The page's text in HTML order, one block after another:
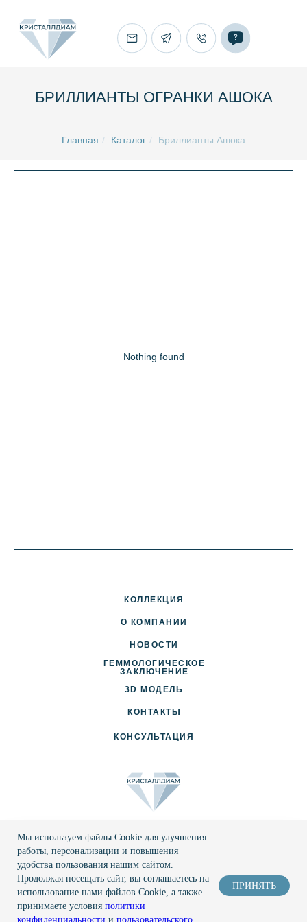
БРИЛЛИАНТЫ ОГРАНКИ АШОКА
Главная / Каталог / Бриллианты Ашока
Nothing found
info@kristalldiam.ru
Шевченко, 77-a
+7 4812 317-308 +7 960 581 58 80
КОНТАКТЫ
КОЛЛЕКЦИЯ
НОВОСТИ
О КОМПАНИИ
ДОСТАВКА И ОПЛАТА
ПАРТНЕРАМ
3D МОДЕЛЬ
КОНСУЛЬТАЦИЯ
ГЕММОЛОГИЧЕСКОЕ
ЗАКЛЮЧЕНИЕ
Мы используем файлы Cookie для улучшения
работы, персонализации и повышения
удобства пользования нашим сайтом.
Продолжая посещать сайт, вы соглашаетесь на
использование нами файлов Cookie, а также
принимаете условия политики
конфиденциальности и пользовательского
ПРИНЯТЬ